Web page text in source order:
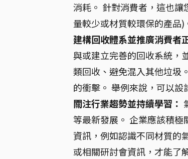
消耗。 針對消費者，這也
量較少或材質較環保的產品)
建構回收體系並推廣消費者
與或建立完善的回收系統，
類回收、避免混入其他垃圾
的衝擊。 舉例來說，可以
關注行業趨勢並持續學習：
等最新發展。 企業應該積
資訊，例如認識不同材質的
或相關研討會資訊，才能了